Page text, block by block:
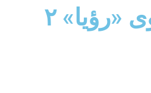
«رؤیا» ۲